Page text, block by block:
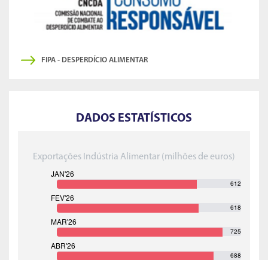
FIPA - DESPERDÍCIO ALIMENTAR
DADOS ESTATÍSTICOS
Exportações Indústria Alimentar (milhões de euros)
612
618
725
688